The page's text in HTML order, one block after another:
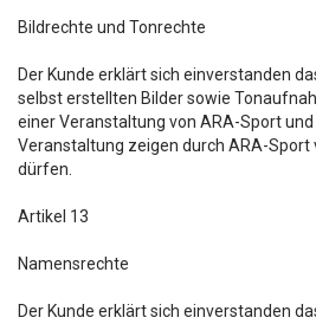
Bildrechte und Tonrechte
Der Kunde erklärt sich einverstanden
selbst erstellten Bilder sowie
einer Veranstaltung von ARA-Sport
Veranstaltung zeigen durch ARA-
dürfen.
Artikel 13
Namensrechte
Der Kunde erklärt sich einverstanden